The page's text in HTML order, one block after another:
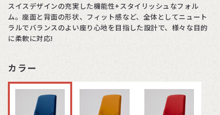
スイスデザインの充実した機能性+スタイリッシュなフォル
ム。座面と背面の形状、フィット感など、全体としてニュート
ラルでバランスのよい座り心地を目指した設計で、様々な目的
に柔軟に対応!
カラー